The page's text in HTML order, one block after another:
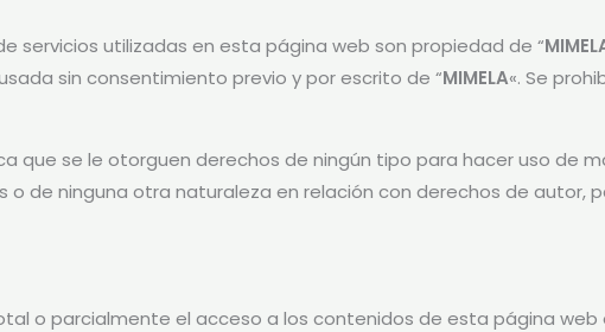
servicios utilizadas en esta página web son propiedad de “
sin consentimiento previo y por escrito de “MIMELA«. Se
que se le otorguen derechos de ningún tipo para hacer uso de
de ninguna otra naturaleza en relación con derechos de autor,
o parcialmente el acceso a los contenidos de esta página